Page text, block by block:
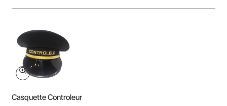
Casquette Controleur